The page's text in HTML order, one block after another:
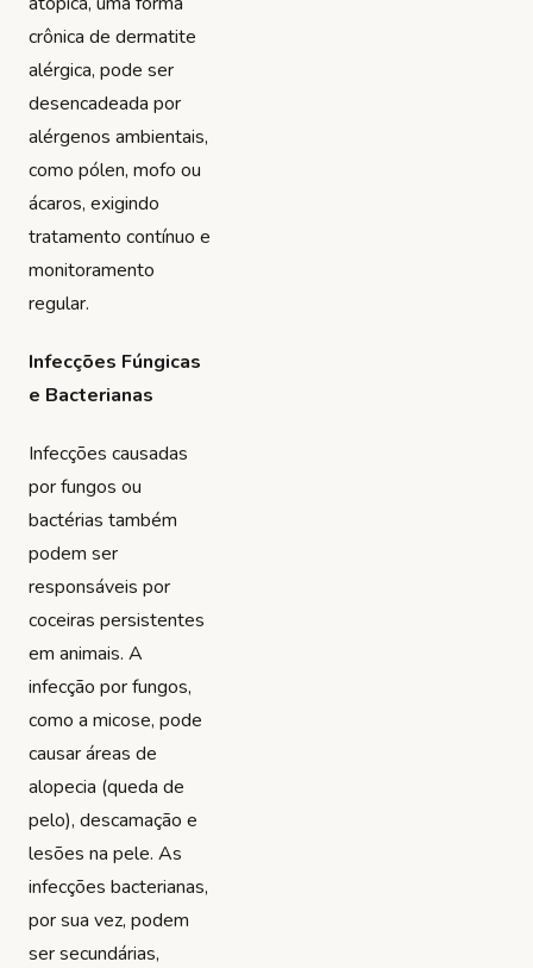
crônica de dermatite
alérgica, pode ser
desencadeada por
alérgenos ambientais,
como pólen, mofo ou
ácaros, exigindo
tratamento contínuo e
monitoramento
regular.
Infecções Fúngicas
e Bacterianas
Infecções causadas
por fungos ou
bactérias também
podem ser
responsáveis por
coceiras persistentes
em animais. A
infecção por fungos,
como a micose, pode
causar áreas de
alopecia (queda de
pelo), descamação e
lesões na pele. As
infecções bacterianas,
por sua vez, podem
ser secundárias,